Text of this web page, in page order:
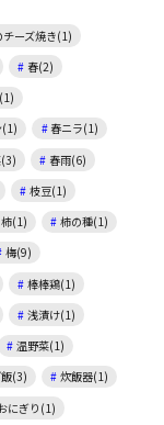
ーズ焼き(1)
春(2)
(1)
春ニラ(1)
春雨(6)
枝豆(1)
柿(1)
柿の種(1)
梅(9)
棒棒鶏(1)
浅漬け(1)
温野菜(1)
(3)
炊飯器(1)
にぎり(1)